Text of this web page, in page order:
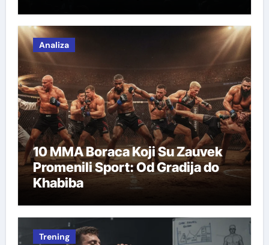
Analiza
10 MMA Boraca Koji Su Zauvek
Promenili Sport: Od Gradija do
Khabiba
Trening